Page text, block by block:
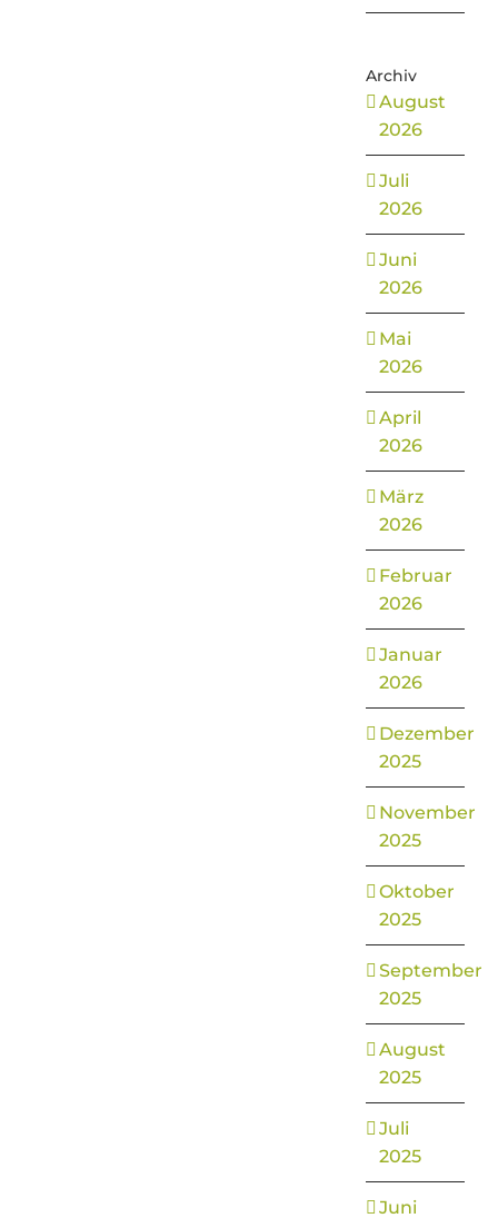
Archiv
August
2026
Juli
2026
Juni
2026
Mai
2026
April
2026
März
2026
Februar
2026
Januar
2026
Dezember
2025
November
2025
Oktober
2025
September
2025
August
2025
Juli
2025
Juni